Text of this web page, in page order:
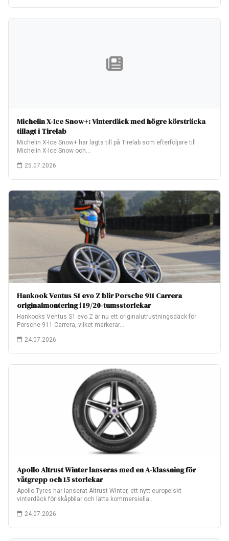
Michelin X-Ice Snow+: Vinterdäck med högre körsträcka
tillagt i Tirelab
Michelin X-Ice Snow+ har lagts till på Tirelab som efterföljare till
Michelin X-Ice Snow och…
25.07.2026
Hankook Ventus S1 evo Z blir Porsche 911 Carrera
originalmontering i 19/20-tumsstorlekar
Hankooks Ventus S1 evo Z är nu ett originalutrustningsdäck för
Porsche 911 Carrera, vilket markerar…
24.07.2026
Apollo Altrust Winter lanseras med en A-klassning för
våtgrepp och 15 storlekar
Apollo Tyres har lanserat Altrust Winter, ett nytt europeiskt
vinterdäck för skåpbilar och lätta kommersiella…
24.07.2026